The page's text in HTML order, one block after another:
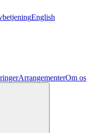
English
ArrangementerOm os